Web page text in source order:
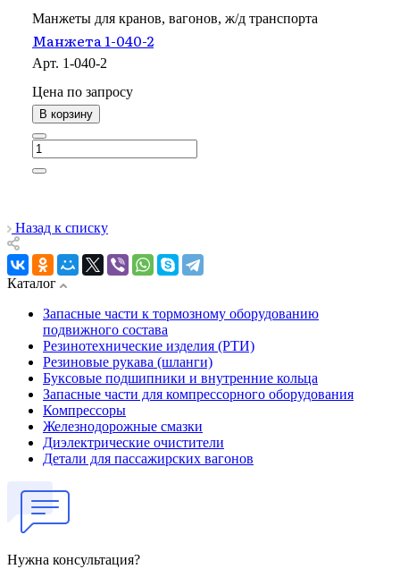
Манжеты для кранов, вагонов, ж/д транспорта
Манжета 1-040-2
Арт. 1-040-2
Цена по запросу
В корзину
Назад к списку
Каталог
Запасные части к тормозному оборудованию
подвижного состава
Резинотехнические изделия (РТИ)
Резиновые рукава (шланги)
Буксовые подшипники и внутренние кольца
Запасные части для компрессорного оборудования
Компрессоры
Железнодорожные смазки
Диэлектрические очистители
Детали для пассажирских вагонов
Нужна консультация?